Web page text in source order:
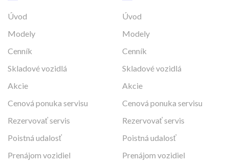
Úvod
Modely
Cenník
Skladové vozidlá
Akcie
Cenová ponuka servisu
Rezervovať servis
Poistná udalosť
Prenájom vozidiel
Úvod
Modely
Cenník
Skladové vozidlá
Akcie
Cenová ponuka servisu
Rezervovať servis
Poistná udalosť
Prenájom vozidiel